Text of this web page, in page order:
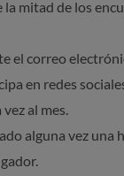
mitad de los
el correo
en redes
al mes.
alguna vez una